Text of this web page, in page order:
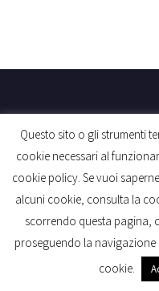
Contatti Cookie
Ancfirenze181pegaso -
Questo sito o gli strumenti
cookie necessari al
cookie policy. Se vuoi
alcuni cookie, consulta la
scorrendo questa pagina,
proseguendo la navigazione
cookie.